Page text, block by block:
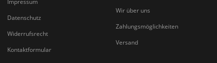
Impressum
Datenschutz
Widerrufsrecht
Kontaktformular
Wir über uns
Zahlungsmöglichkeiten
Versand